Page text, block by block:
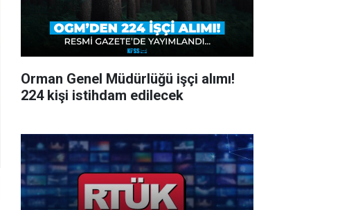
Orman Genel Müdürlüğü işçi alımı!
224 kişi istihdam edilecek